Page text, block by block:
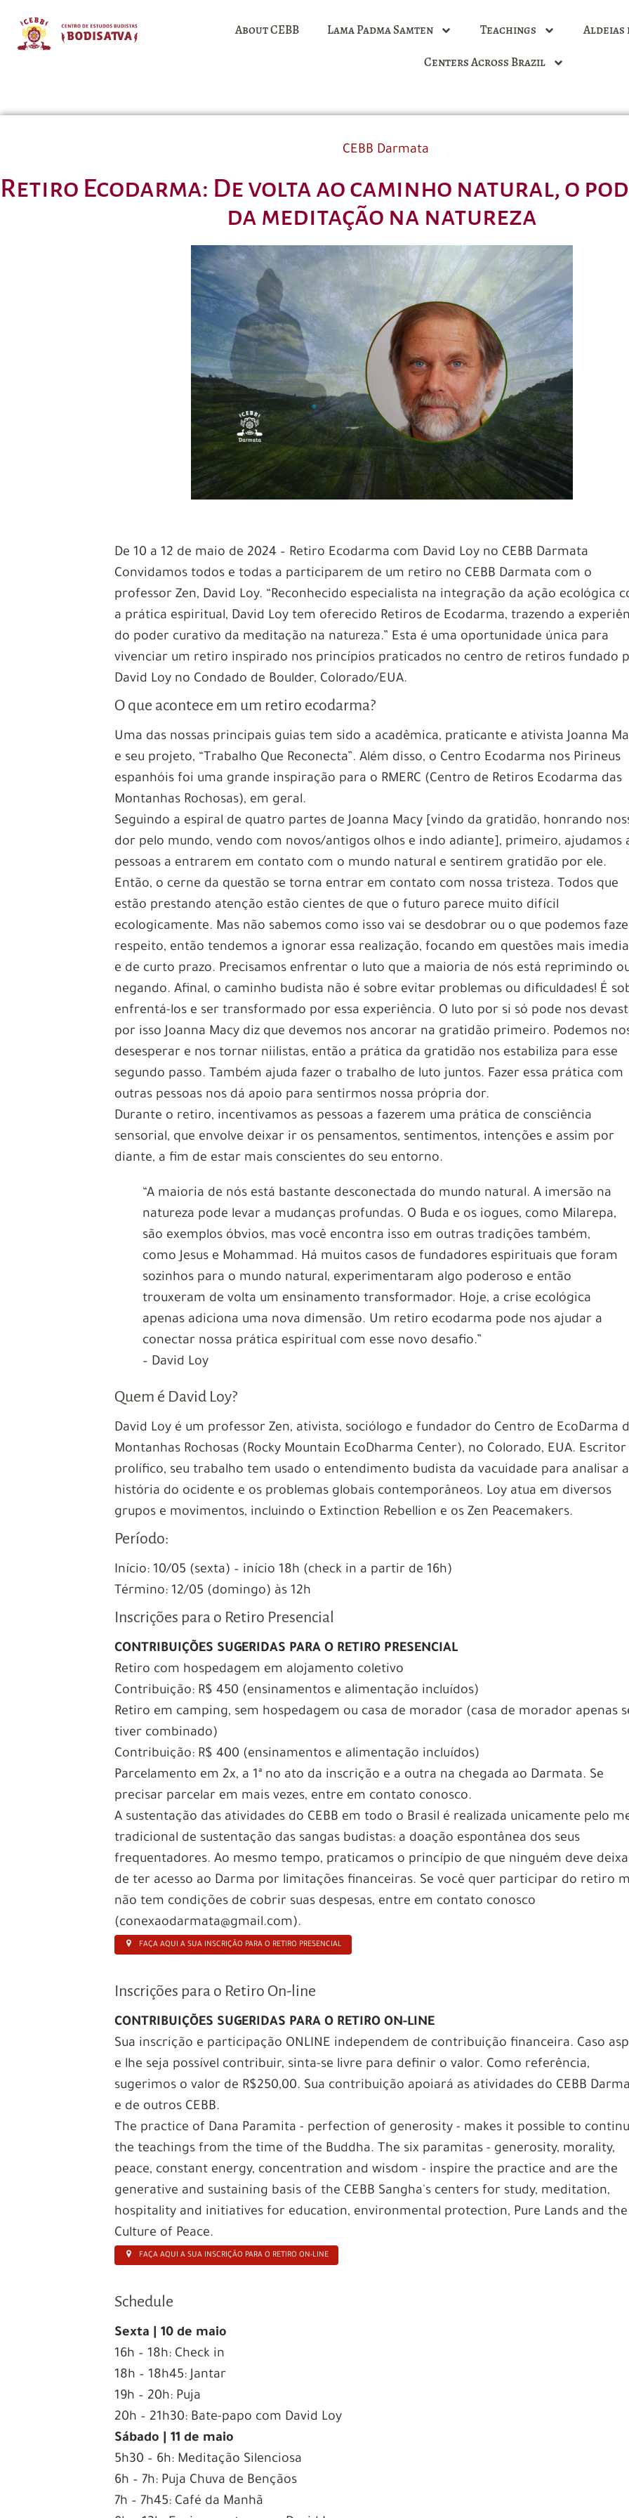
About CEBB Lama Padma Samten Teachings
Aldeias
Centers Across Brazil
CEBB Darmata
Retiro Ecodarma: De volta ao caminho natural, o
da meditação na natureza
De 10 a 12 de maio de 2024 – Retiro Ecodarma com David Loy no CEBB Darmata
Convidamos todos e todas a participarem de um retiro no CEBB Darmata com o
professor Zen, David Loy. “Reconhecido especialista na integração da ação ecológica
a prática espiritual, David Loy tem oferecido Retiros de Ecodarma, trazendo a
do poder curativo da meditação na natureza.” Esta é uma oportunidade única para
vivenciar um retiro inspirado nos princípios praticados no centro de retiros fundado
David Loy no Condado de Boulder, Colorado/EUA.
O que acontece em um retiro ecodarma?
Uma das nossas principais guias tem sido a acadêmica, praticante e ativista Joanna
e seu projeto, “Trabalho Que Reconecta”. Além disso, o Centro Ecodarma nos Pirineus
espanhóis foi uma grande inspiração para o RMERC (Centro de Retiros Ecodarma das
Montanhas Rochosas), em geral.
Seguindo a espiral de quatro partes de Joanna Macy [vindo da gratidão, honrando
dor pelo mundo, vendo com novos/antigos olhos e indo adiante], primeiro, ajudamos
pessoas a entrarem em contato com o mundo natural e sentirem gratidão por ele.
Então, o cerne da questão se torna entrar em contato com nossa tristeza. Todos que
estão prestando atenção estão cientes de que o futuro parece muito difícil
ecologicamente. Mas não sabemos como isso vai se desdobrar ou o que podemos
respeito, então tendemos a ignorar essa realização, focando em questões mais
e de curto prazo. Precisamos enfrentar o luto que a maioria de nós está reprimindo
negando. Afinal, o caminho budista não é sobre evitar problemas ou dificuldades! É
enfrentá-los e ser transformado por essa experiência. O luto por si só pode nos
por isso Joanna Macy diz que devemos nos ancorar na gratidão primeiro. Podemos
desesperar e nos tornar niilistas, então a prática da gratidão nos estabiliza para esse
segundo passo. Também ajuda fazer o trabalho de luto juntos. Fazer essa prática com
outras pessoas nos dá apoio para sentirmos nossa própria dor.
Durante o retiro, incentivamos as pessoas a fazerem uma prática de consciência
sensorial, que envolve deixar ir os pensamentos, sentimentos, intenções e assim por
diante, a fim de estar mais conscientes do seu entorno.
“A maioria de nós está bastante desconectada do mundo natural. A imersão na
natureza pode levar a mudanças profundas. O Buda e os iogues, como Milarepa,
são exemplos óbvios, mas você encontra isso em outras tradições também,
como Jesus e Mohammad. Há muitos casos de fundadores espirituais que foram
sozinhos para o mundo natural, experimentaram algo poderoso e então
trouxeram de volta um ensinamento transformador. Hoje, a crise ecológica
apenas adiciona uma nova dimensão. Um retiro ecodarma pode nos ajudar a
conectar nossa prática espiritual com esse novo desafio.”
– David Loy
Quem é David Loy?
David Loy é um professor Zen, ativista, sociólogo e fundador do Centro de EcoDarma
Montanhas Rochosas (Rocky Mountain EcoDharma Center), no Colorado, EUA. Escritor
prolífico, seu trabalho tem usado o entendimento budista da vacuidade para analisar a
história do ocidente e os problemas globais contemporâneos. Loy atua em diversos
grupos e movimentos, incluindo o Extinction Rebellion e os Zen Peacemakers.
Período:
Início: 10/05 (sexta) – início 18h (check in a partir de 16h)
Término: 12/05 (domingo) às 12h
Inscrições para o Retiro Presencial
CONTRIBUIÇÕES SUGERIDAS PARA O RETIRO PRESENCIAL
Retiro com hospedagem em alojamento coletivo
Contribuição: R$ 450 (ensinamentos e alimentação incluídos)
Retiro em camping, sem hospedagem ou casa de morador (casa de morador apenas
tiver combinado)
Contribuição: R$ 400 (ensinamentos e alimentação incluídos)
Parcelamento em 2x, a 1ª no ato da inscrição e a outra na chegada ao Darmata. Se
precisar parcelar em mais vezes, entre em contato conosco.
A sustentação das atividades do CEBB em todo o Brasil é realizada unicamente pelo
tradicional de sustentação das sangas budistas: a doação espontânea dos seus
frequentadores. Ao mesmo tempo, praticamos o princípio de que ninguém deve
de ter acesso ao Darma por limitações financeiras. Se você quer participar do retiro
não tem condições de cobrir suas despesas, entre em contato conosco
(conexaodarmata@gmail.com).
FAÇA AQUI A SUA INSCRIÇÃO PARA O RETIRO PRESENCIAL
Inscrições para o Retiro On-line
CONTRIBUIÇÕES SUGERIDAS PARA O RETIRO ON-LINE
Sua inscrição e participação ONLINE independem de contribuição financeira. Caso
e lhe seja possível contribuir, sinta-se livre para definir o valor. Como referência,
sugerimos o valor de R$250,00. Sua contribuição apoiará as atividades do CEBB
e de outros CEBB.
The practice of Dana Paramita - perfection of generosity - makes it possible to
the teachings from the time of the Buddha. The six paramitas - generosity, morality,
peace, constant energy, concentration and wisdom - inspire the practice and are the
generative and sustaining basis of the CEBB Sangha's centers for study, meditation,
hospitality and initiatives for education, environmental protection, Pure Lands and the
Culture of Peace.
FAÇA AQUI A SUA INSCRIÇÃO PARA O RETIRO ON-LINE
Schedule
Sexta | 10 de maio
16h – 18h: Check in
18h – 18h45: Jantar
19h – 20h: Puja
20h – 21h30: Bate-papo com David Loy
Sábado | 11 de maio
5h30 – 6h: Meditação Silenciosa
6h – 7h: Puja Chuva de Bençãos
7h – 7h45: Café da Manhã